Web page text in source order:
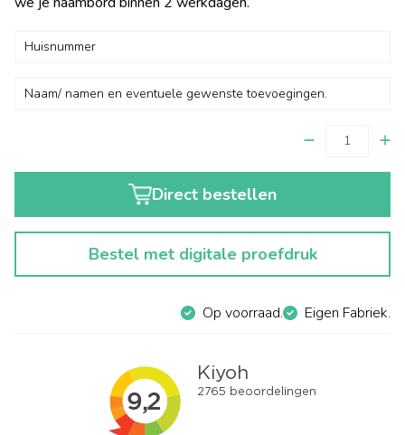
Direct bestellen
Bestel met digitale proefdruk
Op voorraad. Eigen Fabriek.